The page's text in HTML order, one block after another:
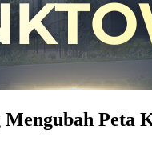
Peta